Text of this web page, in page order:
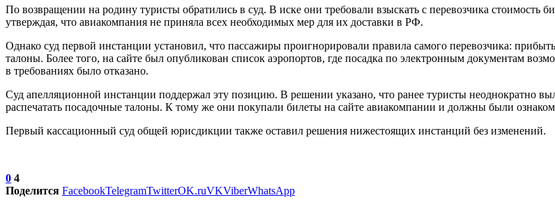
По возвращении на родину туристы обратились в суд. В иске они требовали взыскать с перевозчика
утверждая, что авиакомпания не приняла всех необходимых мер для их доставки в РФ.
Однако суд первой инстанции установил, что пассажиры проигнорировали правила самого перевозчика:
талоны. Более того, на сайте был опубликован список аэропортов, где посадка по электронным документам
в требованиях было отказано.
Суд апелляционной инстанции поддержал эту позицию. В решении указано, что ранее туристы неоднократно
распечатать посадочные талоны. К тому же они покупали билеты на сайте авиакомпании и должны были
Первый кассационный суд общей юрисдикции также оставил решения нижестоящих инстанций без изменений.
0 4
Поделится FacebookTelegramTwitterOK.ruVKViberWhatsApp